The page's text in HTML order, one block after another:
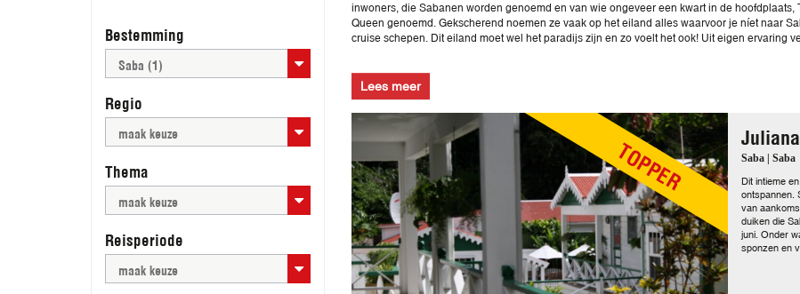
Bestemming
Saba (1)
Regio
maak keuze
Thema
maak keuze
Reisperiode
maak keuze
inwoners, die Sabanen worden genoemd en van wie ongeveer een kwart in de
Queen genoemd. Gekscherend noemen ze vaak op het eiland alles waarvoor je níet naar
cruise schepen. Dit eiland moet wel het paradijs zijn en zo voelt het ook! Uit eigen ervaring
Lees meer
TOPPER Saba | Saba
Dit intieme
ontspannen.
van
duiken die
juni. Onder
sponzen en